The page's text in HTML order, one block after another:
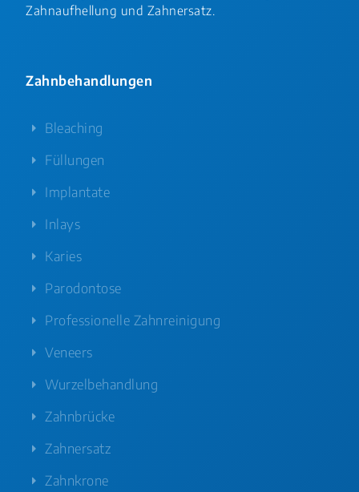
Zahnaufhellung und Zahnersatz.
Zahnbehandlungen
Bleaching
Füllungen
Implantate
Inlays
Karies
Parodontose
Professionelle Zahnreinigung
Veneers
Wurzelbehandlung
Zahnbrücke
Zahnersatz
Zahnkrone